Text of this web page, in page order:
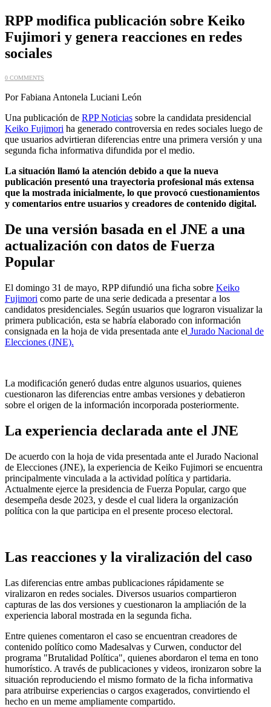
RPP modifica publicación sobre Keiko
Fujimori y genera reacciones en redes
sociales
0 COMMENTS
Por Fabiana Antonela Luciani León
Una publicación de RPP Noticias sobre la candidata presidencial
Keiko Fujimori ha generado controversia en redes sociales luego de
que usuarios advirtieran diferencias entre una primera versión y una
segunda ficha informativa difundida por el medio.
La situación llamó la atención debido a que la nueva
publicación presentó una trayectoria profesional más extensa
que la mostrada inicialmente, lo que provocó cuestionamientos
y comentarios entre usuarios y creadores de contenido digital.
De una versión basada en el JNE a una
actualización con datos de Fuerza
Popular
El domingo 31 de mayo, RPP difundió una ficha sobre Keiko
Fujimori como parte de una serie dedicada a presentar a los
candidatos presidenciales. Según usuarios que lograron visualizar la
primera publicación, esta se habría elaborado con información
consignada en la hoja de vida presentada ante el Jurado Nacional de
Elecciones (JNE).
La modificación generó dudas entre algunos usuarios, quienes
cuestionaron las diferencias entre ambas versiones y debatieron
sobre el origen de la información incorporada posteriormente.
La experiencia declarada ante el JNE
De acuerdo con la hoja de vida presentada ante el Jurado Nacional
de Elecciones (JNE), la experiencia de Keiko Fujimori se encuentra
principalmente vinculada a la actividad política y partidaria.
Actualmente ejerce la presidencia de Fuerza Popular, cargo que
desempeña desde 2023, y desde el cual lidera la organización
política con la que participa en el presente proceso electoral.
Las reacciones y la viralización del caso
Las diferencias entre ambas publicaciones rápidamente se
viralizaron en redes sociales. Diversos usuarios compartieron
capturas de las dos versiones y cuestionaron la ampliación de la
experiencia laboral mostrada en la segunda ficha.
Entre quienes comentaron el caso se encuentran creadores de
contenido político como Madesalvas y Curwen, conductor del
programa "Brutalidad Política", quienes abordaron el tema en tono
humorístico. A través de publicaciones y videos, ironizaron sobre la
situación reproduciendo el mismo formato de la ficha informativa
para atribuirse experiencias o cargos exagerados, convirtiendo el
hecho en un meme ampliamente compartido.